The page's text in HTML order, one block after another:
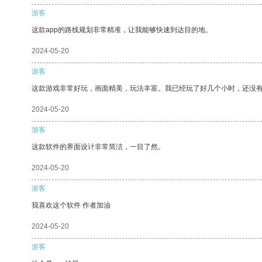
游客
这款app的路线规划非常精准，让我能够快速到达目的地。
2024-05-20
游客
这款游戏非常好玩，画面精美，玩法丰富。我已经玩了好几个小时，还没
2024-05-20
游客
这款软件的界面设计非常简洁，一目了然。
2024-05-20
游客
我喜欢这个软件 作者加油
2024-05-20
游客